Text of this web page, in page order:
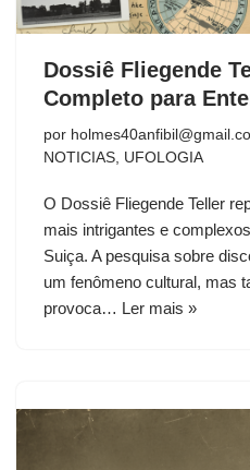
Dossiê Fliegende
Completo para
por
NOTICIAS, UFOLOGIA
O Dossiê Fliegende Teller
mais intrigantes e
Suiça. A pesquisa sobre
um fenômeno cultural, mas
provoca… Ler mais »